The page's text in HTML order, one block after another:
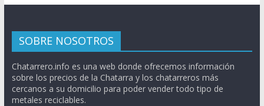
SOBRE NOSOTROS
Chatarrero.info es una web donde ofrecemos información
sobre los precios de la Chatarra y los chatarreros más
cercanos a su domicilio para poder vender todo tipo de
metales reciclables.